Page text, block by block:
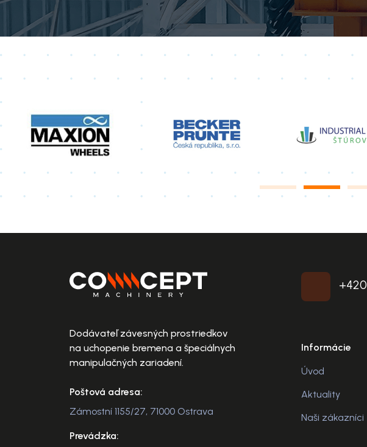
Dodávateľ závesných prostriedkov
na uchopenie bremena a špeciálnych
manipulačných zariadení.
Poštová adresa:
Zámostní 1155/27, 71000 Ostrava
Prevádzka:
+420
Informácie
Úvod
Aktuality
Naši zákazníci